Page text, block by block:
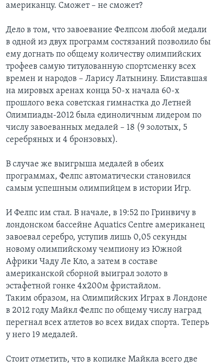
американцу. Сможет – не сможет?
Дело в том, что завоевание Фелпсом любой медали
в одной из двух программ состязаний позволило бы
ему догнать по общему количеству олимпийских
трофеев самую титулованную спортсменку всех
времен и народов – Ларису Латынину. Блиставшая
на мировых аренах конца 50-х начала 60-х
прошлого века советская гимнастка до Летней
Олимпиады-2012 была единоличным лидером по
числу завоеванных медалей – 18 (9 золотых, 5
серебряных и 4 бронзовых).
В случае же выигрыша медалей в обеих
программах, Фелпс автоматически становился
самым успешным олимпийцем в истории Игр.
И Фелпс им стал. В начале, в 19:52 по Гринвичу в
лондонском бассейне Aquatics Centre американец
завоевал серебро, уступив лишь 0,05 секунды
новому олимпийскому чемпиону из Южной
Африки Чаду Ле Кло, а затем в составе
американской сборной выиграл золото в
эстафетной гонке 4х200м фристайлом.
Таким образом, на Олимпийских Играх в Лондоне
в 2012 году Майкл Фелпс по общему числу наград
перегнал всех атлетов во всех видах спорта. Теперь
у него 19 медалей.
Стоит отметить, что в копилке Майкла всего две